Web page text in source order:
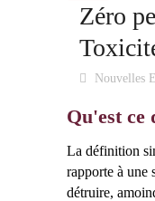
Zéro
Nouvelles
Qu'est ce
La définition
rapporte à une
détruire,